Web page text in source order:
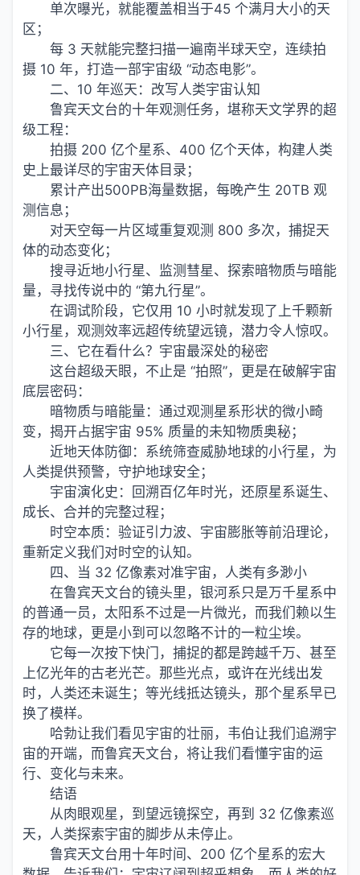
单次曝光，就能覆盖相当于45 个满月大小的天
区；
每 3 天就能完整扫描一遍南半球天空，连续拍
摄 10 年，打造一部宇宙级 “动态电影”。
二、10 年巡天：改写人类宇宙认知
鲁宾天文台的十年观测任务，堪称天文学界的超
级工程：
拍摄 200 亿个星系、400 亿个天体，构建人类
史上最详尽的宇宙天体目录；
累计产出500PB海量数据，每晚产生 20TB 观
测信息；
对天空每一片区域重复观测 800 多次，捕捉天
体的动态变化；
搜寻近地小行星、监测彗星、探索暗物质与暗能
量，寻找传说中的 “第九行星”。
在调试阶段，它仅用 10 小时就发现了上千颗新
小行星，观测效率远超传统望远镜，潜力令人惊叹。
三、它在看什么？宇宙最深处的秘密
这台超级天眼，不止是 “拍照”，更是在破解宇宙
底层密码：
暗物质与暗能量：通过观测星系形状的微小畸
变，揭开占据宇宙 95% 质量的未知物质奥秘；
近地天体防御：系统筛查威胁地球的小行星，为
人类提供预警，守护地球安全；
宇宙演化史：回溯百亿年时光，还原星系诞生、
成长、合并的完整过程；
时空本质：验证引力波、宇宙膨胀等前沿理论，
重新定义我们对时空的认知。
四、当 32 亿像素对准宇宙，人类有多渺小
在鲁宾天文台的镜头里，银河系只是万千星系中
的普通一员，太阳系不过是一片微光，而我们赖以生
存的地球，更是小到可以忽略不计的一粒尘埃。
它每一次按下快门，捕捉的都是跨越千万、甚至
上亿光年的古老光芒。那些光点，或许在光线出发
时，人类还未诞生；等光线抵达镜头，那个星系早已
换了模样。
哈勃让我们看见宇宙的壮丽，韦伯让我们追溯宇
宙的开端，而鲁宾天文台，将让我们看懂宇宙的运
行、变化与未来。
结语
从肉眼观星，到望远镜探空，再到 32 亿像素巡
天，人类探索宇宙的脚步从未停止。
鲁宾天文台用十年时间、200 亿个星系的宏大